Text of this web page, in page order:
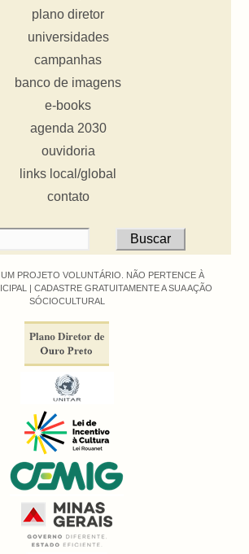
plano diretor
universidades
campanhas
banco de imagens
e-books
agenda 2030
ouvidoria
links local/global
contato
UM PROJETO VOLUNTÁRIO. NÃO PERTENCE À
| CADASTRE GRATUITAMENTE A SUA AÇÃO
SÓCIOCULTURAL